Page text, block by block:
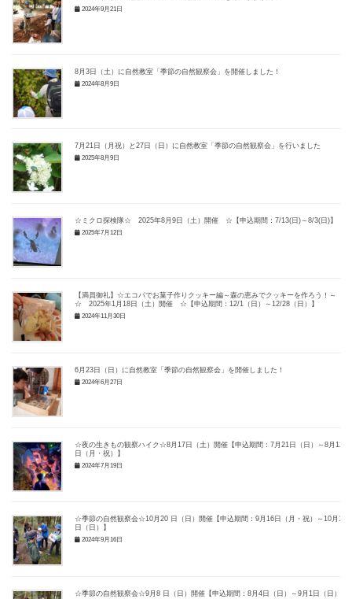
2024年9月21日
8月3日（土）に自然教室「季節の自然観察会」を開催しました！
2024年8月9日
7月21日（月祝）と27日（日）に自然教室「季節の自然観察会」を行いました
2025年8月9日
☆ミクロ探検隊☆ 2025年8月9日（土）開催 ☆【申込期間：7/13(日)～8/3(日)】
2025年7月12日
【満員御礼】☆エコパでお菓子作りクッキー編～森の恵みでクッキーを作ろう！～
☆ 2025年1月18日（土）開催 ☆【申込期間：12/1（日）～12/28（日）】
2024年11月30日
6月23日（日）に自然教室「季節の自然観察会」を開催しました！
2024年6月27日
☆夜の生きもの観察ハイク☆8月17日（土）開催【申込期間：7月21日（日）～8月12
日（月・祝）】
2024年7月19日
☆季節の自然観察会☆10月20 日（日）開催【申込期間：9月16日（月・祝）～10月14
日（日）】
2024年9月16日
☆季節の自然観察会☆9月8 日（日）開催【申込期間：8月4日（日）～9月1日（日）】